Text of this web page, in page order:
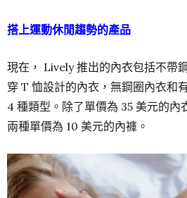
搭上運動休閒趨勢的產品
現在， Lively 推出的內衣包括不帶
穿 T 恤設計的內衣，無鋼圈內衣和
4 種類型。除了單價為 35 美元的內
兩種單價為 10 美元的內褲。